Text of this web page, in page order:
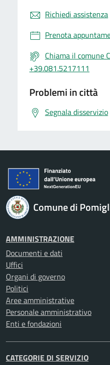
Richiedi assistenza
Prenota
Chiama il comune
+39.081.5217111
Problemi in città
Segnala disservizio
Comune di
AMMINISTRAZIONE
Documenti e dati
Uffici
Organi di governo
Politici
Aree amministrative
Personale amministrativo
Enti e fondazioni
CATEGORIE DI SERVIZIO